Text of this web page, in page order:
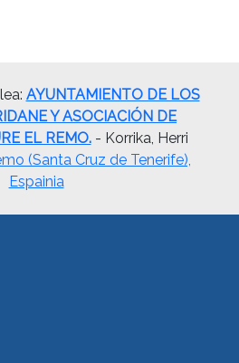
AYUNTAMIENTO DE LOS
Y ASOCIACIÓN DE
EL REMO.- Korrika, Herri
(Santa Cruz de Tenerife),
Espainia